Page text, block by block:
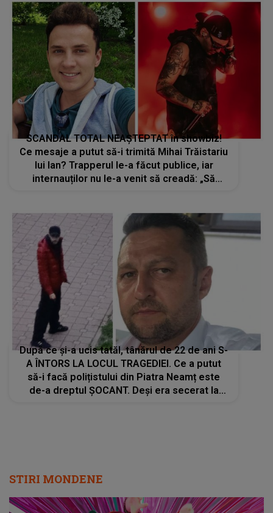
SCANDAL TOTAL NEAȘTEPTAT în showbiz!
Ce mesaje a putut să-i trimită Mihai Trăistariu
lui Ian? Trapperul le-a făcut publice, iar
internauților nu le-a venit să creadă: „Să
După ce și-a ucis tatăl, tânărul de 22 de ani S-
A ÎNTORS LA LOCUL TRAGEDIEI. Ce a putut
să-i facă polițistului din Piatra Neamț este
de-a dreptul ȘOCANT. Deși era secerat la
STIRI MONDENE